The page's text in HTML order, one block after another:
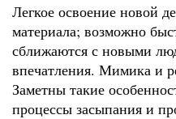
Легкое освоение новой
материала; возможно
сближаются с новыми
впечатления. Мимика и
Заметны такие
процессы засыпания и